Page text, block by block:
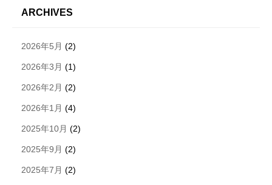
ARCHIVES
2026年5月 (2)
2026年3月 (1)
2026年2月 (2)
2026年1月 (4)
2025年10月 (2)
2025年9月 (2)
2025年7月 (2)